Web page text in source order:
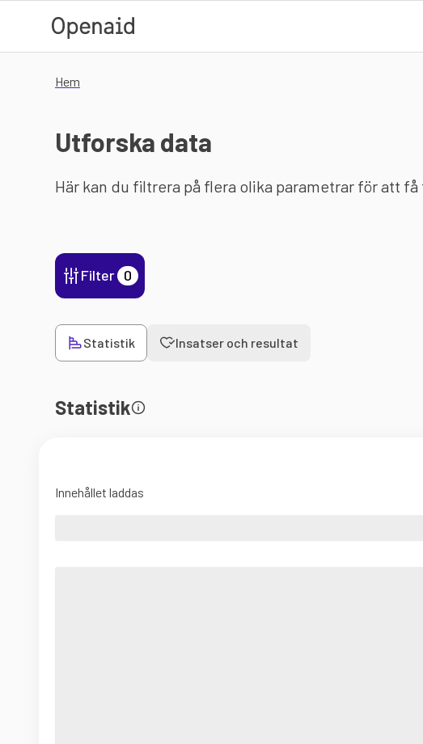
Hem
Utforska data
Här kan du filtrera på flera olika parametrar för att
Filter 0
Statistik Insatser och resultat
Statistik
Innehållet laddas